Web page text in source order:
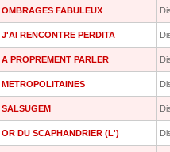
OMBRAGES FABULEUX
J'AI RENCONTRE PERDITA
A PROPREMENT PARLER
METROPOLITAINES
SALSUGEM
OR DU SCAPHANDRIER (L')